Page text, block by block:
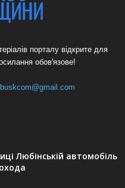
порталу відкрите для
обов'язове!
Любінській автомобіль